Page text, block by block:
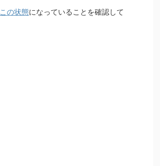
この状態になっていることを確認して